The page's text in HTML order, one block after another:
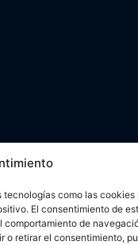
como las cookies
El consentimiento de
de
o retirar el consentimiento,